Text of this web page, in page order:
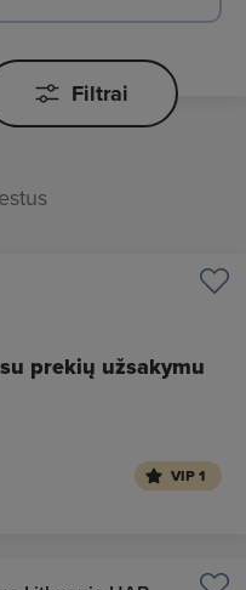
Filtrai
prekių užsakymu
VIP 1